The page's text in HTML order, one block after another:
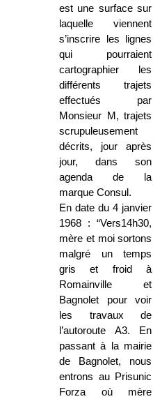
est une surface sur
laquelle viennent
s’inscrire les lignes
qui pourraient
cartographier les
différents trajets
effectués par
Monsieur M, trajets
scrupuleusement
décrits, jour après
jour, dans son
agenda de la
marque Consul.
En date du 4 janvier
1968 : “Vers14h30,
mère et moi sortons
malgré un temps
gris et froid à
Romainville et
Bagnolet pour voir
les travaux de
l’autoroute A3. En
passant à la mairie
de Bagnolet, nous
entrons au Prisunic
Forza où mère